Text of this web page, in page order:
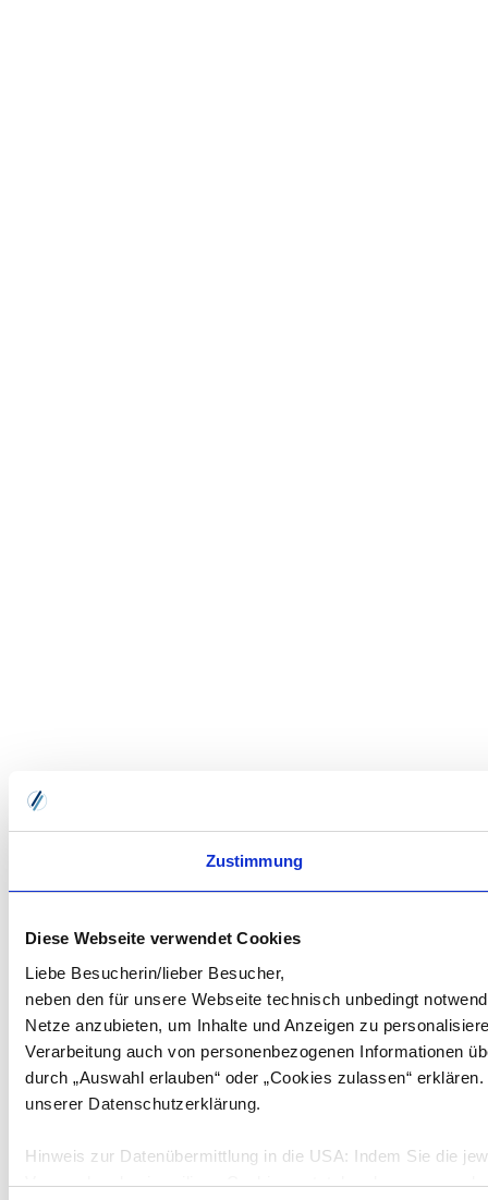
Zustimmung
Diese Webseite verwendet Cookies
Liebe Besucherin/lieber Besucher,
neben den für unsere Webseite technisch unbedingt
Netze anzubieten, um Inhalte und Anzeigen zu
Verarbeitung auch von personenbezogenen Informationen
durch „Auswahl erlauben“ oder „Cookies zulassen“
unserer Datenschutzerklärung.
Hinweis zur Datenübermittlung in die USA: Indem Sie die
Verwenden des jeweiligen Cookies entstehenden